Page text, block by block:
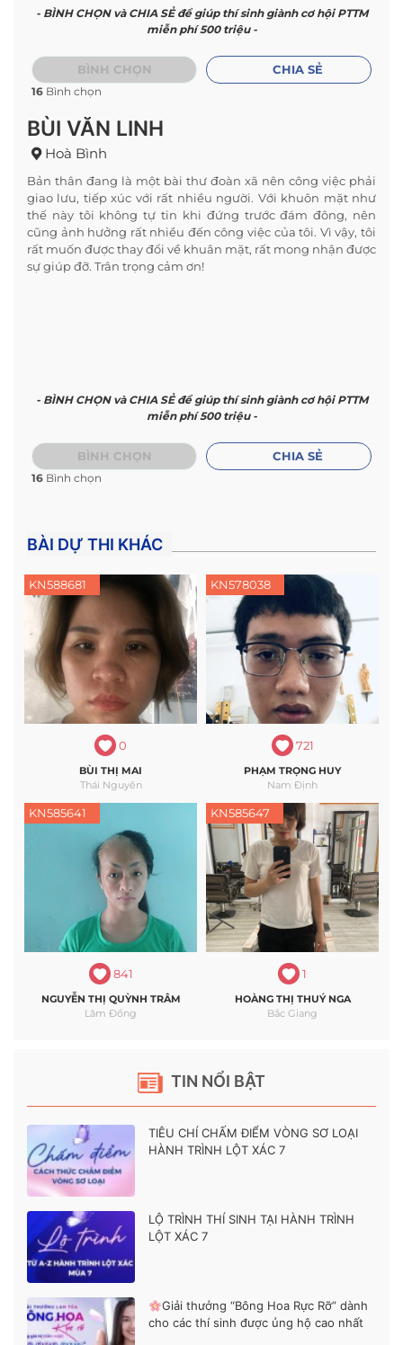
TIN NỔI BẬT
TIÊU CHÍ CHẤM ĐIỂM VÒNG SƠ LOẠI
HÀNH TRÌNH LỘT XÁC 7
LỘ TRÌNH THÍ SINH TẠI HÀNH TRÌNH
LỘT XÁC 7
Giải thưởng “Bông Hoa Rực Rỡ” dành
cho các thí sinh được ủng hộ cao nhất
- BÌNH CHỌN và CHIA SẺ để giúp thí sinh giành cơ hội PTTM
miễn phí 500 triệu -
BÌNH CHỌN
16 Bình chọn
CHIA SẺ
BÙI VĂN LINH
Hoà Bình
Bản thân đang là một bài thư đoàn xã nên công việc phải
giao lưu, tiếp xúc với rất nhiều người. Với khuôn mặt như
thế này tôi không tự tin khi đứng trước đám đông, nên
cũng ảnh hưởng rất nhiều đến công việc của tôi. Vì vậy, tôi
rất muốn được thay đổi về khuân mặt, rất mong nhận được
sự giúp đỡ. Trân trọng cảm ơn!
- BÌNH CHỌN và CHIA SẺ để giúp thí sinh giành cơ hội PTTM
miễn phí 500 triệu -
BÌNH CHỌN
16 Bình chọn
CHIA SẺ
BÀI DỰ THI KHÁC
KN588681
0
BÙI THỊ MAI
Thái Nguyên
KN578038
721
PHẠM TRỌNG HUY
Nam Định
KN585641
841
NGUYỄN THỊ QUỲNH TRÂM
Lâm Đồng
KN585647
1
HOÀNG THỊ THUÝ NGA
Bắc Giang